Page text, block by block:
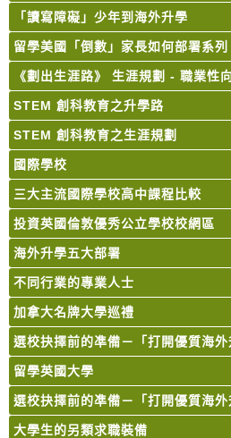
「讀寫障礙」少年到海外升學
留學美國「倒數」家長如何部署系列
《劃出生涯路》 生涯規劃 - 職業性
STEM 創科教育之升學路
STEM 創科教育之生涯規劃
國際學校
三大主流國際學校高中課程比較
投資英國倫敦優秀公立學校校網區
海外升學五大部署
不同行業的專業人士
加拿大名牌大學巡禮
選校抉擇前的凖備－「打開優質海外
留學英國大學
選校抉擇前的凖備－「打開優質海外
大學生的另類求職裝備